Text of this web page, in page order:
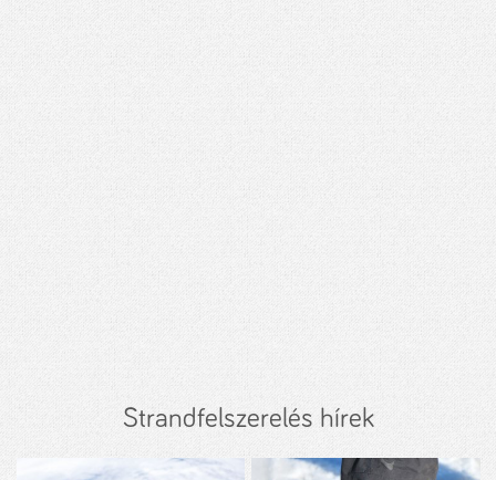
Strandfelszerelés hírek